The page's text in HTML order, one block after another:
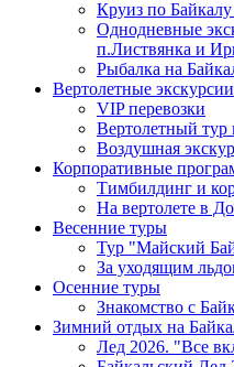
Круиз по
Однодневные
п.Листвянка и
Рыбалка на
Вертолетные экскурсии
VIP перевозки
Вертолетный тур
Воздушная
Корпоративные
Тимбилдинг и
На вертолете в
Весенние туры
Тур "Майский
За уходящим
Осенние туры
Знакомство с
Зимний отдых на
Лед 2026. "Все